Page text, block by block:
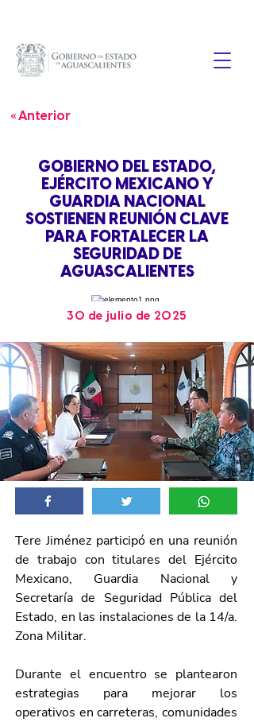
« Anterior
GOBIERNO DEL ESTADO,
EJÉRCITO MEXICANO Y
GUARDIA NACIONAL
SOSTIENEN REUNIÓN CLAVE
PARA FORTALECER LA
SEGURIDAD DE
AGUASCALIENTES
30 de julio de 2025
Tere Jiménez participó en una reunión
de trabajo con titulares del Ejército
Mexicano, Guardia Nacional y
Secretaría de Seguridad Pública del
Estado, en las instalaciones de la 14/a.
Zona Militar.
Durante el encuentro se plantearon
estrategias para mejorar los
operativos en carreteras, comunidades